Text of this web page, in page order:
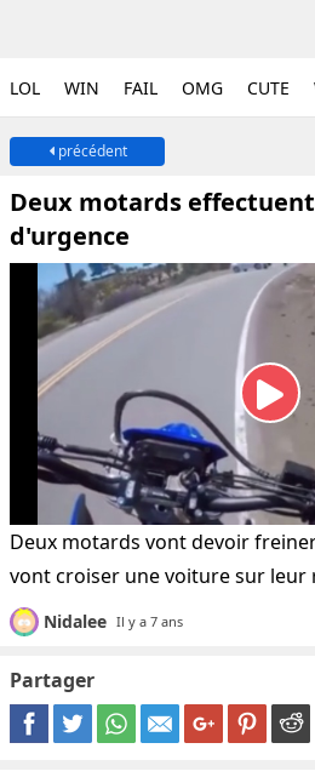
LOL WIN FAIL OMG CUTE
précédent
Deux motards
d'urgence
Deux motards vont devoir
vont croiser une voiture sur leur
Nidalee Il y a 7 ans
Partager